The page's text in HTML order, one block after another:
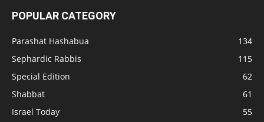
POPULAR CATEGORY
Parashat Hashabua
134
Sephardic Rabbis
115
Special Edition
62
Shabbat
61
Israel Today
55